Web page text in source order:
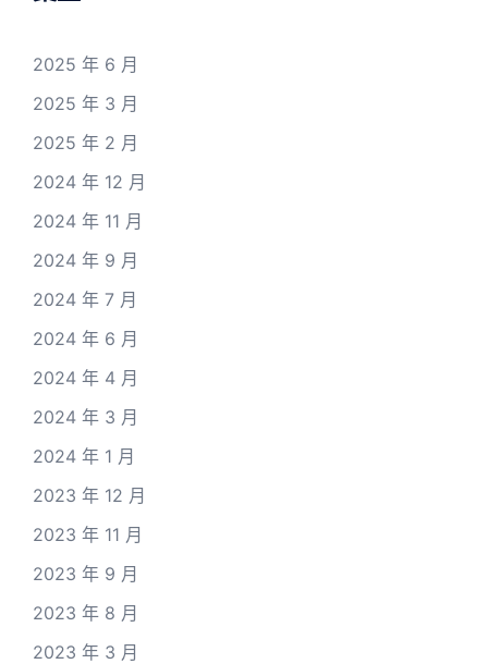
2025 年 6 月
2025 年 3 月
2025 年 2 月
2024 年 12 月
2024 年 11 月
2024 年 9 月
2024 年 7 月
2024 年 6 月
2024 年 4 月
2024 年 3 月
2024 年 1 月
2023 年 12 月
2023 年 11 月
2023 年 9 月
2023 年 8 月
2023 年 3 月